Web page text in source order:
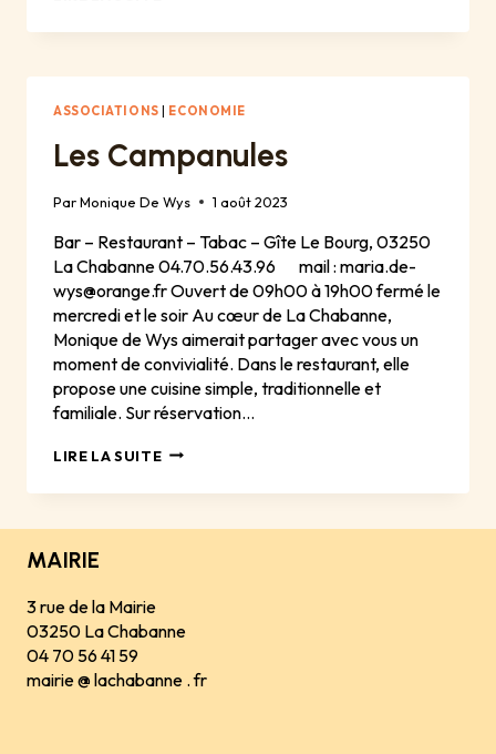
ASSOCIATIONS | ECONOMIE
Les Campanules
ParMonique De Wys 1 août 2023
Bar – Restaurant – Tabac – Gîte Le Bourg, 03250
La Chabanne 04.70.56.43.96 mail : maria.de-
wys@orange.fr Ouvert de 09h00 à 19h00 fermé le
mercredi et le soir Au cœur de La Chabanne,
Monique de Wys aimerait partager avec vous un
moment de convivialité. Dans le restaurant, elle
propose une cuisine simple, traditionnelle et
familiale. Sur réservation…
LIRE LA SUITELES
MAIRIE
3 rue de la Mairie
03250 La Chabanne
04 70 56 41 59
mairie @ lachabanne . fr